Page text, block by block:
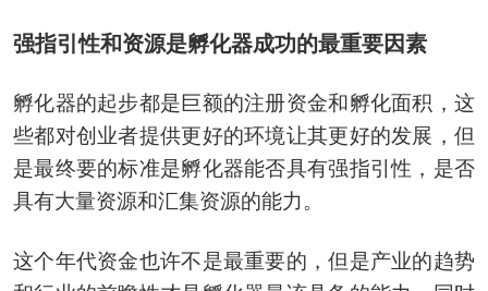
强指引性和资源是孵化器成功的最重要因素
孵化器的起步都是巨额的注册资金和孵化面积，这
些都对创业者提供更好的环境让其更好的发展，但
是最终要的标准是孵化器能否具有强指引性，是否
具有大量资源和汇集资源的能力。
这个年代资金也许不是最重要的，但是产业的趋势